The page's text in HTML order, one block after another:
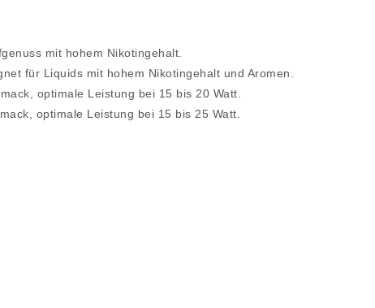
mit hohem Nikotingehalt.
für Liquids mit hohem Nikotingehalt und Aromen.
optimale Leistung bei 15 bis 20 Watt.
optimale Leistung bei 15 bis 25 Watt.